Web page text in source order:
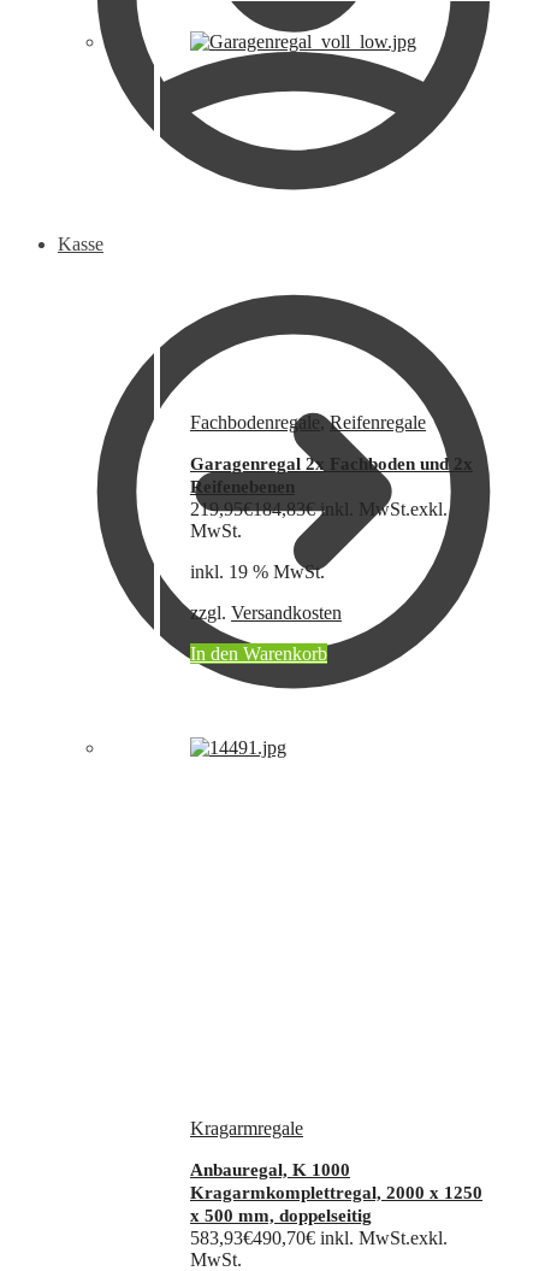
Kasse
Fachbodenregale,Reifenregale
Garagenregal 2x Fachboden und 2x
Reifenebenen
219,95€184,83€ inkl. MwSt.exkl.
MwSt.
inkl. 19 % MwSt.
zzgl. Versandkosten
In den Warenkorb
Kragarmregale
Anbauregal, K 1000
Kragarmkomplettregal, 2000 x 1250
x 500 mm, doppelseitig
583,93€490,70€ inkl. MwSt.exkl.
MwSt.